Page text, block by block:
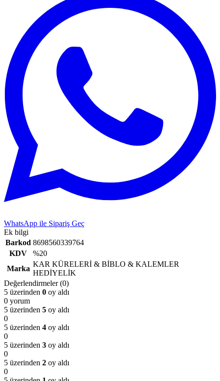
WhatsApp ile Sipariş Geç
Ek bilgi
Barkod 8698560339764
KDV
%20
Marka
KAR KÜRELERİ & BİBLO & KALEMLER
HEDİYELİK
Değerlendirmeler (0)
5 üzerinden 0 oy aldı
0 yorum
5 üzerinden 5 oy aldı
0
5 üzerinden 4 oy aldı
0
5 üzerinden 3 oy aldı
0
5 üzerinden 2 oy aldı
0